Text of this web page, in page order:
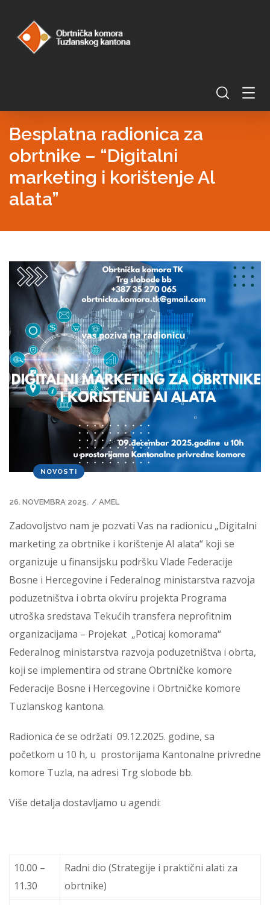
Besplatna radionica za
obrtnike – “Digitalni
marketing i korištenje Al
alata”
NOVOSTI
26. NOVEMBRA 2025. / AMEL
Zadovoljstvo nam je pozvati Vas na radionicu „Digitalni
marketing za obrtnike i korištenje AI alata“ koji se
organizuje u finansijsku podršku Vlade Federacije
Bosne i Hercegovine i Federalnog ministarstva razvoja
poduzetništva i obrta okviru projekta Programa
utroška sredstava Tekućih transfera neprofitnim
organizacijama – Projekat „Poticaj komorama“
Federalnog ministarstva razvoja poduzetništva i obrta,
koji se implementira od strane Obrtničke komore
Federacije Bosne i Hercegovine i Obrtničke komore
Tuzlanskog kantona.
Radionica će se održati 09.12.2025. godine, sa
početkom u 10 h, u prostorijama Kantonalne privredne
komore Tuzla, na adresi Trg slobode bb.
Više detalja dostavljamo u agendi:
10.00 –
11.30
Radni dio (Strategije i praktični alati za
obrtnike)